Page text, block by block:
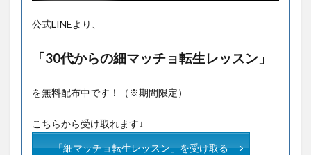
公式LINEより、
「30代からの細マッチョ転生レッスン」
を無料配布中です！（※期間限定）
こちらから受け取れます↓
「細マッチョ転生レッスン」を受け取る